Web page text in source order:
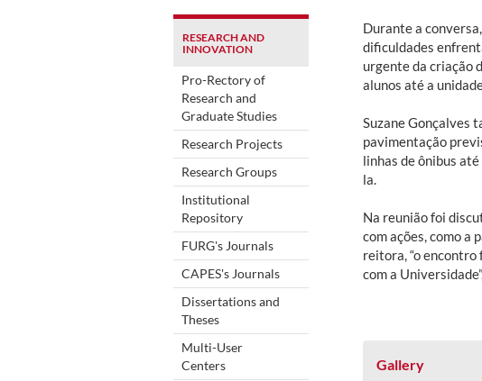
RESEARCH AND
INNOVATION
Pro-Rectory of
Research and
Graduate Studies
Research Projects
Research Groups
Institutional
Repository
FURG's Journals
CAPES's Journals
Dissertations and
Theses
Multi-User
Centers
Durante a
dificuldades
urgente da criação
alunos até a
Suzane Gonçalves
pavimentação
linhas de ônibus
la.
Na reunião foi
com ações, como a
reitora, “o
com a
Gallery